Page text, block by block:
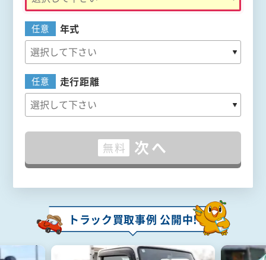
任意 年式
任意 走行距離
無料 次へ
トラック買取事例 公開中!